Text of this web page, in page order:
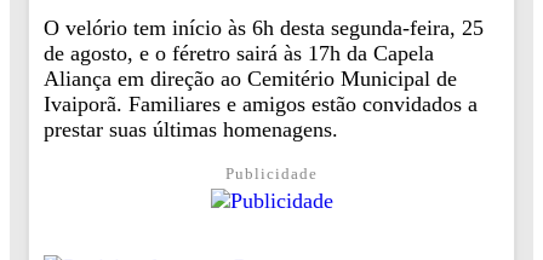
O velório tem início às 6h desta segunda-feira, 25
de agosto, e o féretro sairá às 17h da Capela
Aliança em direção ao Cemitério Municipal de
Ivaiporã. Familiares e amigos estão convidados a
prestar suas últimas homenagens.
Publicidade